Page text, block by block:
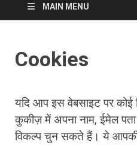
MAIN MENU
Cookies
यदि आप इस वेबसाइट पर कोई
कुकीज़ में अपना नाम, ईमेल
विकल्प चुन सकते हैं। ये आपकी